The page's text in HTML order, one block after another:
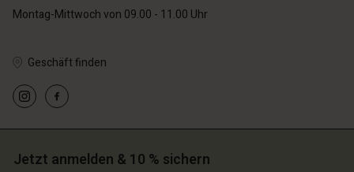
Konto
finden
| Ein Land auswählen
Konto
finden
Konto
finden
| Ein Land auswählen
finden
| Ein Land auswählen
finden
| Ein Land auswählen
Konto
finden
| Ein Land auswählen
Konto
finden
Konto
finden
| Ein Land auswählen
finden
| Ein Land auswählen
finden
| Ein Land auswählen
Montag-Mittwoch von 09.00 - 11.00 Uhr
Geschäft finden
Jetzt anmelden & 10 % sichern